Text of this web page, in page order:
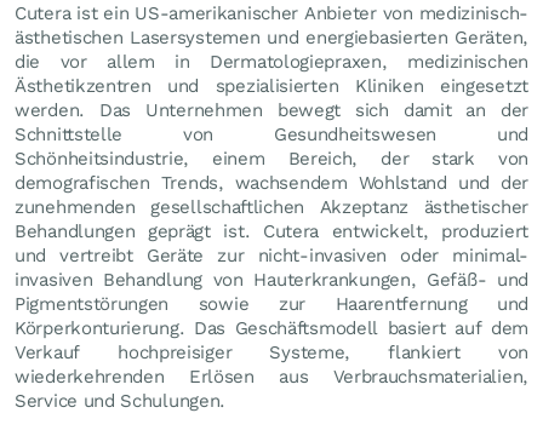
Cutera ist ein US-amerikanischer Anbieter von medizinisch-
ästhetischen Lasersystemen und energiebasierten Geräten,
die vor allem in Dermatologiepraxen, medizinischen
Ästhetikzentren und spezialisierten Kliniken eingesetzt
werden. Das Unternehmen bewegt sich damit an der
Schnittstelle von Gesundheitswesen und
Schönheitsindustrie, einem Bereich, der stark von
demografischen Trends, wachsendem Wohlstand und der
zunehmenden gesellschaftlichen Akzeptanz ästhetischer
Behandlungen geprägt ist. Cutera entwickelt, produziert
und vertreibt Geräte zur nicht-invasiven oder minimal-
invasiven Behandlung von Hauterkrankungen, Gefäß- und
Pigmentstörungen sowie zur Haarentfernung und
Körperkonturierung. Das Geschäftsmodell basiert auf dem
Verkauf hochpreisiger Systeme, flankiert von
wiederkehrenden Erlösen aus Verbrauchsmaterialien,
Service und Schulungen.